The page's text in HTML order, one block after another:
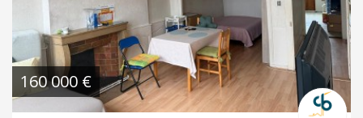
160 000 €